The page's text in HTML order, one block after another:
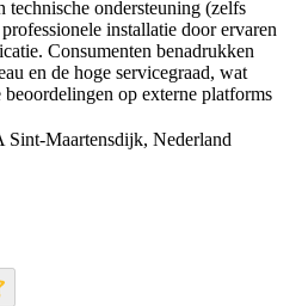
ondersteuning (zelfs
installatie door ervaren
Consumenten benadrukken
en de hoge servicegraad, wat
op externe platforms
Maartensdijk, Nederland